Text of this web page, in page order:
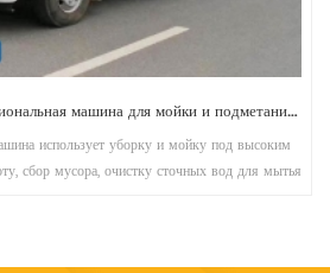
машина Faw J5K RHD с пылесборником
pump, fan and working device by vice
sweep road, clean and wash road,